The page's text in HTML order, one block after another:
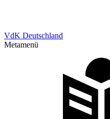
VdK Deutschland
Metamenü